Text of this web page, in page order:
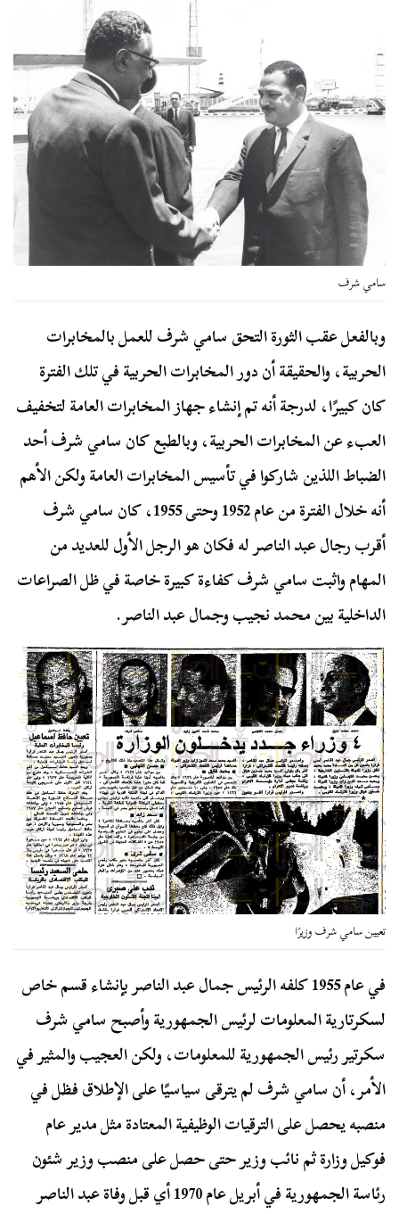
سامي شرف
وبالفعل عقب الثورة التحق سامي شرف للعمل بالمخابرات
الحربية، والحقيقة أن دور المخابرات الحربية في تلك الفترة
كان كبيرًا، لدرجة أنه تم إنشاء جهاز المخابرات العامة لتخفيف
العبء عن المخابرات الحربية، وبالطبع كان سامي شرف أحد
الضباط اللذين شاركوا في تأسيس المخابرات العامة ولكن الأهم
أنه خلال الفترة من عام 1952 وحتى 1955، كان سامي شرف
أقرب رجال عبد الناصر له فكان هو الرجل الأول للعديد من
المهام واثبت سامي شرف كفاءة كبيرة خاصة في ظل الصراعات
الداخلية بين محمد نجيب وجمال عبد الناصر.
تعيين سامي شرف وزيرًا
في عام 1955 كلفه الرئيس جمال عبد الناصر بإنشاء قسم خاص
لسكرتارية المعلومات لرئيس الجمهورية وأصبح سامي شرف
سكرتير رئيس الجمهورية للمعلومات، ولكن العجيب والمثير في
الأمر، أن سامي شرف لم يترقى سياسيًا على الإطلاق فظل في
منصبه يحصل على الترقيات الوظيفية المعتادة مثل مدير عام
فوكيل وزارة ثم نائب وزير حتى حصل على منصب وزير شئون
رئاسة الجمهورية في أبريل عام 1970 أي قبل وفاة عبد الناصر